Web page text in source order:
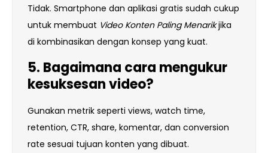
Tidak. Smartphone dan aplikasi gratis sudah cukup
untuk membuat Video Konten Paling Menarikjika
di kombinasikan dengan konsep yang kuat.
5. Bagaimana cara mengukur
kesuksesan video?
Gunakan metrik seperti views, watch time,
retention, CTR, share, komentar, dan conversion
rate sesuai tujuan konten yang dibuat.